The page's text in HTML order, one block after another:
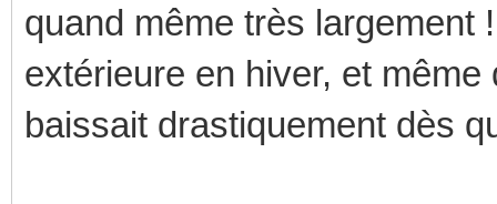
quand même très largement
extérieure en hiver, et
baissait drastiquement dès